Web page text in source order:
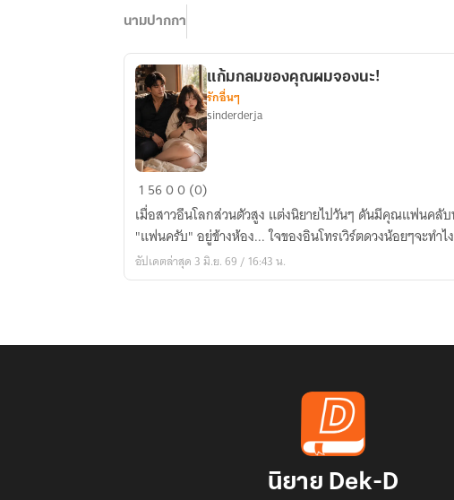
นามปากกา
แก้ม
กลม
ของ
คุณ
ผม
แก้มกลมของคุณผมจองนะ!
รักอื่นๆ
sinderderja
1 5600 (0)
เมื่อสาวอึนโลกส่วนตัวสูง​ แต่งนิยายไปวันๆ​ ดันมีคุณแฟนคลับ​
"แฟนครับ" อยู่ข้างห้อง... ใจของ​อินโทรเวิร์ตดวงน้อยๆจะทำไ
อัปเดตล่าสุด 3 มิ.ย. 69 / 16:43 น.
นิยาย Dek-D